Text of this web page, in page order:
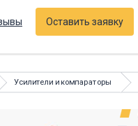
Оставить заявку
Усилители и компараторы